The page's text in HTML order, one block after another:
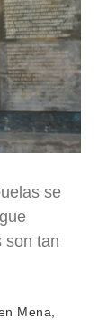
se
son tan
Mena,